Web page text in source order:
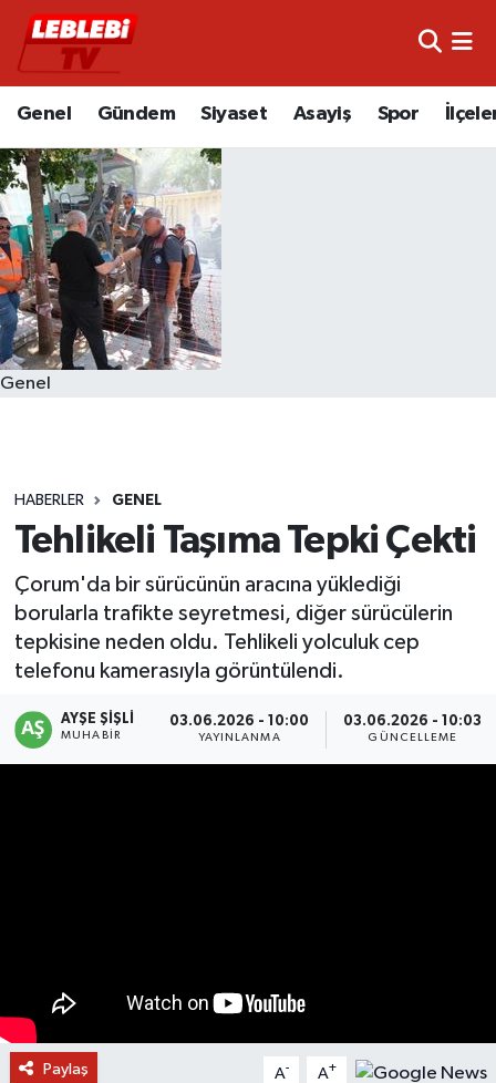
Genel Gündem Siyaset Asayiş Spor
Genel
HABERLER GENEL
Tehlikeli Taşıma Tepki Çekti
Çorum'da bir sürücünün aracına yüklediği
borularla trafikte seyretmesi, diğer sürücülerin
tepkisine neden oldu. Tehlikeli yolculuk cep
telefonu kamerasıyla görüntülendi.
AYŞE ŞIŞLI
MUHABIR
03.06.2026 - 10:00
YAYINLANMA
03.06.2026 - 10:03
GÜNCELLEME
Paylaş A- A+
Hava Durumu
Trafik Durumu
Süper Lig Puan Durumu ve Fikstür
Tüm Manşetler
Son Dakika Haberleri